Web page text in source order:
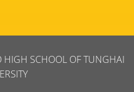
HIGH SCHOOL OF TUNGHAI